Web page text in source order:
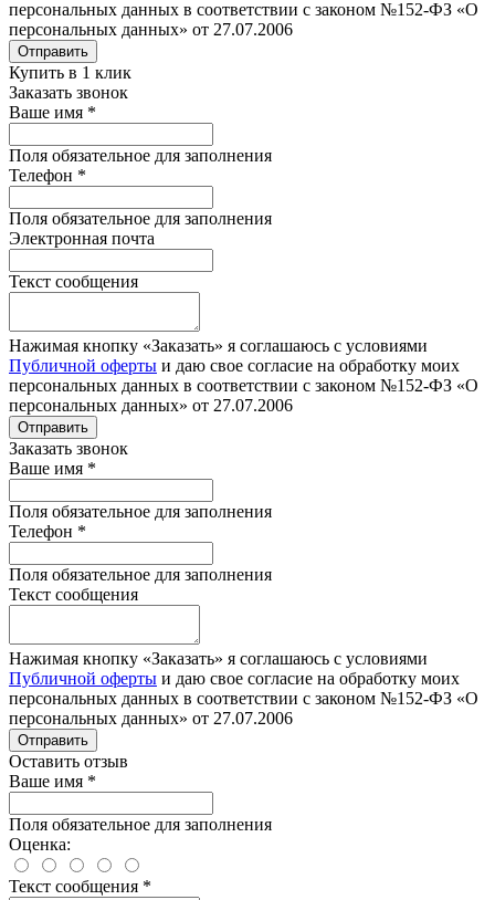
персональных данных в соответствии с законом №152-ФЗ «О
персональных данных» от 27.07.2006
Отправить
Купить в 1 клик
Заказать звонок
Ваше имя *
Поля обязательное для заполнения
Телефон *
Поля обязательное для заполнения
Электронная почта
Текст сообщения
Нажимая кнопку «Заказать» я соглашаюсь с условиями
Публичной оферты и даю свое согласие на обработку моих
персональных данных в соответствии с законом №152-ФЗ «О
персональных данных» от 27.07.2006
Отправить
Заказать звонок
Ваше имя *
Поля обязательное для заполнения
Телефон *
Поля обязательное для заполнения
Текст сообщения
Нажимая кнопку «Заказать» я соглашаюсь с условиями
Публичной оферты и даю свое согласие на обработку моих
персональных данных в соответствии с законом №152-ФЗ «О
персональных данных» от 27.07.2006
Отправить
Оставить отзыв
Ваше имя *
Поля обязательное для заполнения
Оценка:
Текст сообщения *